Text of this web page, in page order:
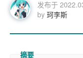
发布于
by 珂李斯